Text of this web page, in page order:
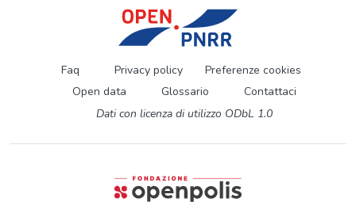
Faq Privacy policy
Preferenze cookies
Open data
Glossario
Contattaci
Dati con licenza di utilizzo ODbL 1.0